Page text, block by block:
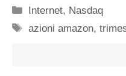
Categorie
Internet, Nasdaq
Tag
azioni amazon,